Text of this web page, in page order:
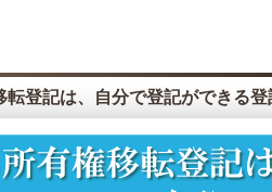
転登記は、自分で登記ができる登